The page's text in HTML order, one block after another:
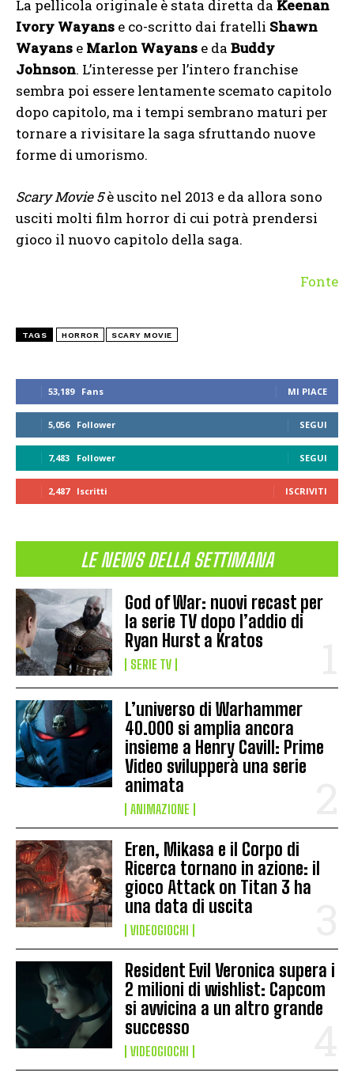
53,189 Fans MI PIACE
5,056 Follower SEGUI
7,483 Follower SEGUI
2,487 Iscritti ISCRIVITI
LE NEWS DELLA SETTIMANA
God of War: nuovi recast per
la serie TV dopo l’addio di
Ryan Hurst a Kratos
SERIE TV
L’universo di Warhammer
40.000 si amplia ancora
insieme a Henry Cavill: Prime
Video svilupperà una serie
animata
ANIMAZIONE
Eren, Mikasa e il Corpo di
Ricerca tornano in azione: il
gioco Attack on Titan 3 ha
una data di uscita
VIDEOGIOCHI
Resident Evil Veronica supera i
2 milioni di wishlist: Capcom
si avvicina a un altro grande
successo
VIDEOGIOCHI
La pellicola originale è stata diretta da Keenan
Ivory Wayans e co-scritto dai fratelli Shawn
Wayans e Marlon Wayans e da Buddy
Johnson. L’interesse per l’intero franchise
sembra poi essere lentamente scemato capitolo
dopo capitolo, ma i tempi sembrano maturi per
tornare a rivisitare la saga sfruttando nuove
forme di umorismo.
Scary Movie 5è uscito nel 2013 e da allora sono
usciti molti film horror di cui potrà prendersi
gioco il nuovo capitolo della saga.
Fonte
TAGS HORROR SCARY MOVIE